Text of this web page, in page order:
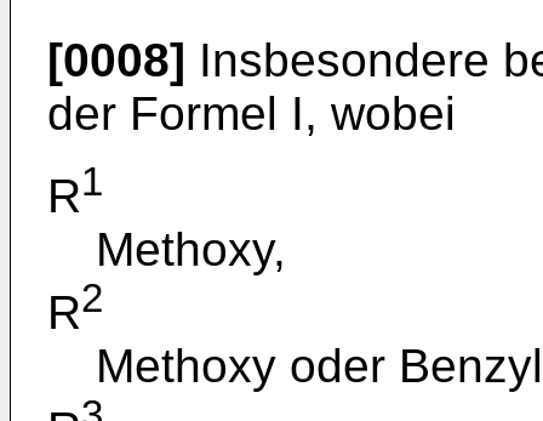
[0008] Insbesondere
der Formel I, wobei
R1
Methoxy,
R2
Methoxy oder